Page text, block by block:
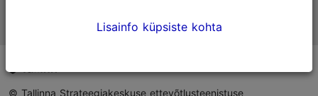
© Tallinna Strateegiakeskuse ettevõtlusteenistuse
Lisainfo küpsiste kohta